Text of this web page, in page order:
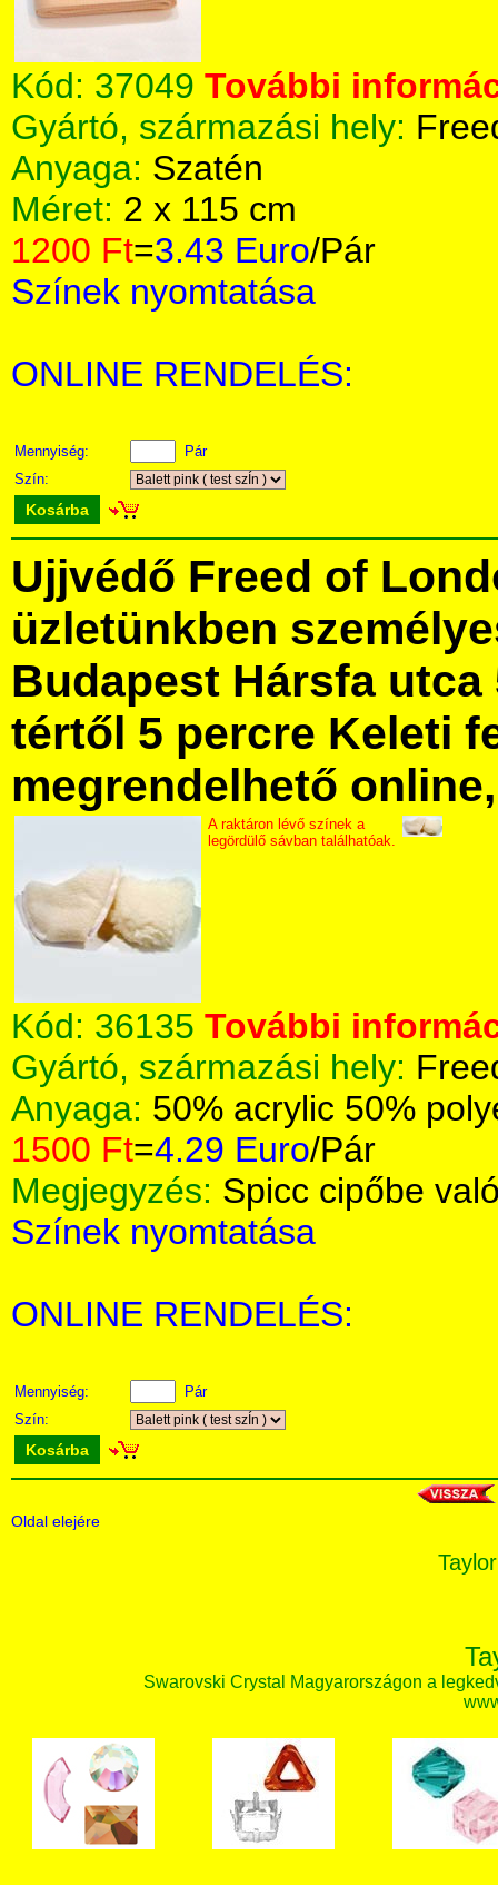
Kód: 37049 További
Gyártó, származási hely:
Anyaga: Szatén
Méret: 2 x 115 cm
1200 Ft=3.43 Euro/Pár
Színek nyomtatása
ONLINE RENDELÉS:
Mennyiség:
Pár
Szín:
Kosárba
Ujjvédő Freed of
üzletünkben
Budapest Hársfa utca
tértől 5 percre Keleti
megrendelhető
A raktáron lévő színek a
legördülő sávban találhatóak.
Kód: 36135 További
Gyártó, származási hely:
Anyaga: 50% acrylic 50%
1500 Ft=4.29 Euro/Pár
Megjegyzés: Spicc cipőbe
Színek nyomtatása
ONLINE RENDELÉS:
Mennyiség:
Pár
Szín:
Kosárba
Oldal elejére
Swarovski Crystal Magyarországon a